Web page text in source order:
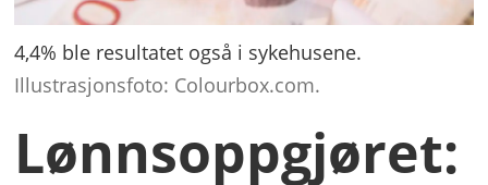
4,4% ble resultatet også i sykehusene.
Illustrasjonsfoto: Colourbox.com.
Lønnsoppgjøret: